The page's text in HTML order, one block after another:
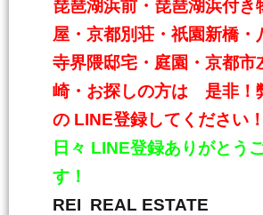
琵琶湖浜前・琵琶湖浜付き
屋・京都別荘・祇園新橋・
寺界隈邸宅・庭園・京都市
崎・お探しの方は 是非！
の LINE登録してください！
日々 LINE登録ありがとう
す！
REI REAL ESTATE